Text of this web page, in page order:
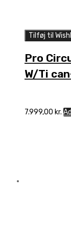
Tilføj til
Pro
W/Ti
7.999,00 kr.